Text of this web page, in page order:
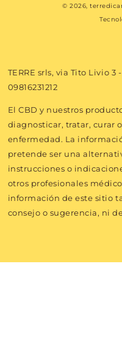
© 2026,
TERRE srls, via Tito Livio 3
09816231212
El CBD y nuestros
diagnosticar, tratar, curar
enfermedad. La
pretende ser una
instrucciones o
otros profesionales
información de este sitio
consejo o sugerencia, ni